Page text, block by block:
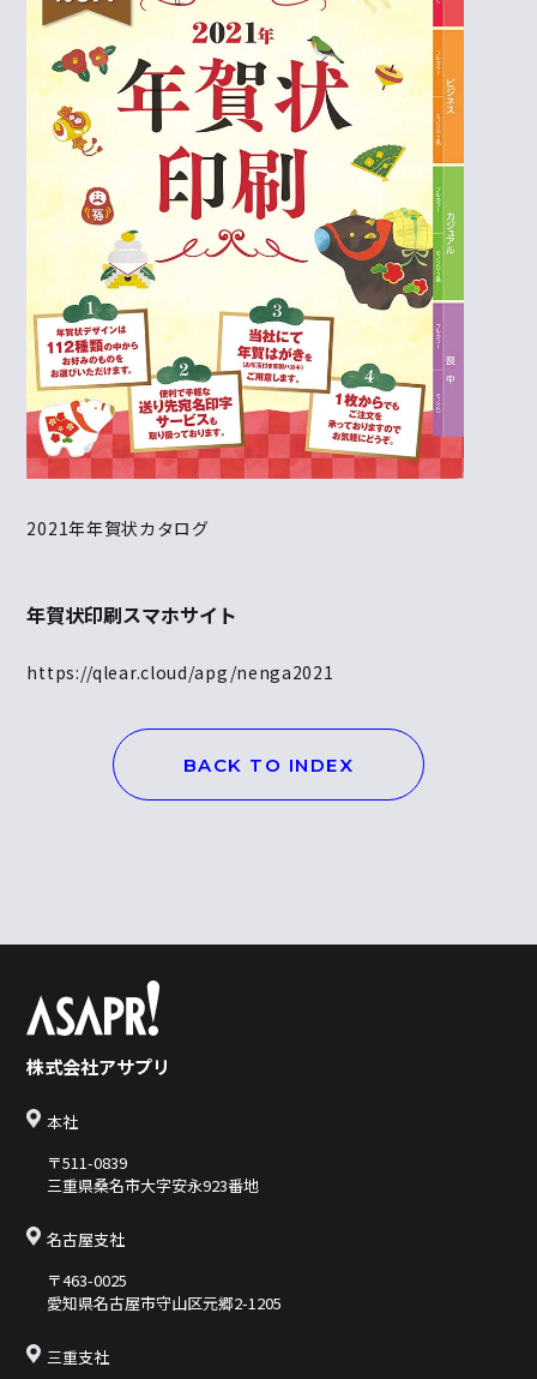
2021年年賀状カタログ
年賀状印刷スマホサイト
https://qlear.cloud/apg/nenga2021
BACK TO INDEX
株式会社アサプリ
本社
〒511-0839
三重県桑名市大字安永923番地
名古屋支社
〒463-0025
愛知県名古屋市守山区元郷2-1205
三重支社